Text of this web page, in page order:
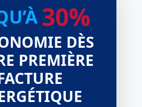
30%
DÈS
PREMIÈRE